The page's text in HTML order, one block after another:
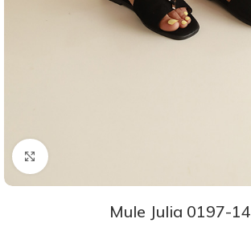
Agrandir
Mule Julia 0197-14